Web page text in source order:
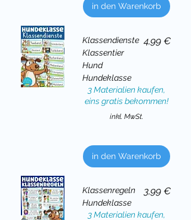
in den Warenkorb
Klassendienste
Klassentier
Hund
Hundeklasse
Preis
4,99 €
3 Materialien kaufen,
eins gratis bekommen!
inkl. MwSt.
in den Warenkorb
Klassenregeln
Hundeklasse
Preis
3,99 €
3 Materialien kaufen,